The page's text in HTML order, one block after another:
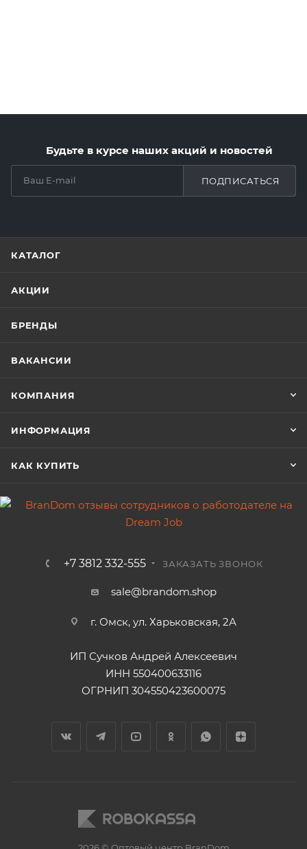
Будьте в курсе наших акций и новостей
ПОДПИСАТЬСЯ
КАТАЛОГ
АКЦИИ
БРЕНДЫ
ВАКАНСИИ
КОМПАНИЯ
ИНФОРМАЦИЯ
КАК КУПИТЬ
+7 3812 332-555 ЗАКАЗАТЬ ЗВОНОК
sale@brandom.shop
г. Омск, ул. Харьковская, 2А
ИП Сучков Андрей Алексеевич
ИНН 550400633116
ОГРНИП 304550423600075